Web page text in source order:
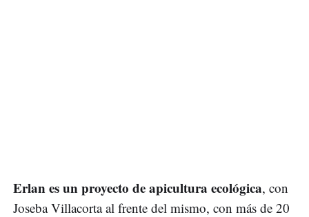
Erlan es un proyecto de apicultura ecológica, con
Joseba Villacorta al frente del mismo, con más de 20